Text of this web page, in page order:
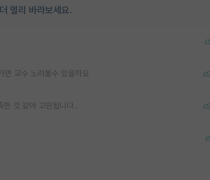
멀리 바라보세요.
교수 노려볼수 있을까요
것 같아 고민됩니다..